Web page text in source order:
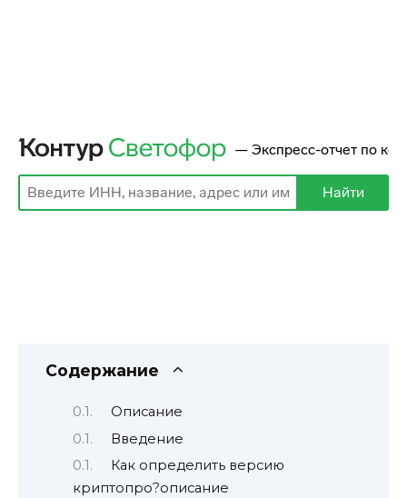
Содержание
Описание
Введение
Как определить версию
криптопро?описание